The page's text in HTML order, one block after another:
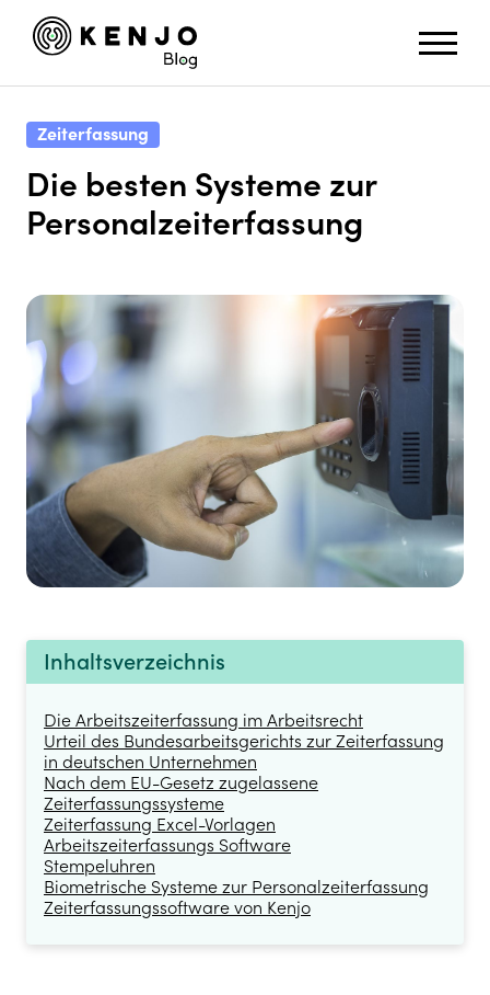
Zeiterfassung
Die besten Systeme zur
Personalzeiterfassung
Inhaltsverzeichnis
Die Arbeitszeiterfassung im Arbeitsrecht
Urteil des Bundesarbeitsgerichts zur Zeiterfassung
in deutschen Unternehmen
Nach dem EU-Gesetz zugelassene
Zeiterfassungssysteme
Zeiterfassung Excel-Vorlagen
Arbeitszeiterfassungs Software
Stempeluhren
Biometrische Systeme zur Personalzeiterfassung
Zeiterfassungssoftware von Kenjo